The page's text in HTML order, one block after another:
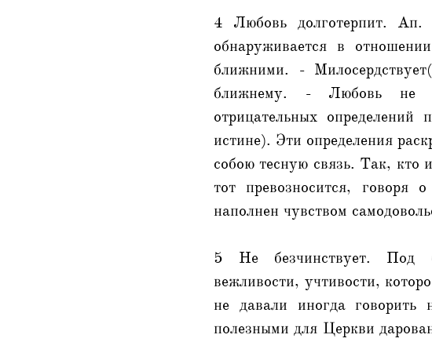
4 Любовь долготерпит. Ап.
обнаруживается в
ближними. -
ближнему. - Любовь не
отрицательных
истине). Эти определения
собою тесную связь. Так, кто
тот превозносится, говоря
наполнен чувством
5 Не безчинствует. Под
вежливости, учтивости,
не давали иногда говорить
полезными для Церкви